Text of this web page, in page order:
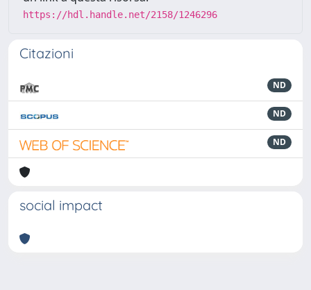
https://hdl.handle.net/2158/1246296
Citazioni
ND
ND
ND
social impact